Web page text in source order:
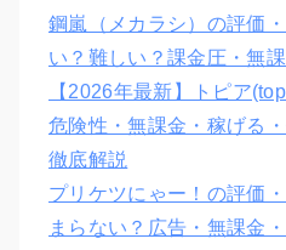
鋼嵐（メカラシ）の評価
い？難しい？課金圧・無
【2026年最新】トピア
危険性・無課金・稼げる
徹底解説
プリケツにゃー！の評価
まらない？広告・無課金